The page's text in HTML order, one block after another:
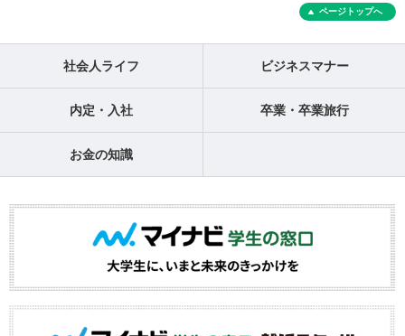
ページトップへ
社会人ライフ ビジネスマナー
内定・入社 卒業・卒業旅行
お金の知識